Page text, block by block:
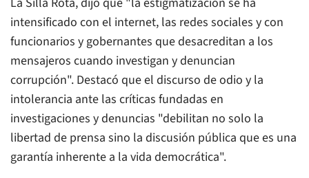
intensificado con el internet, las redes sociales y con
funcionarios y gobernantes que desacreditan a los
mensajeros cuando investigan y denuncian
corrupción". Destacó que el discurso de odio y la
intolerancia ante las críticas fundadas en
investigaciones y denuncias "debilitan no solo la
libertad de prensa sino la discusión pública que es una
garantía inherente a la vida democrática".